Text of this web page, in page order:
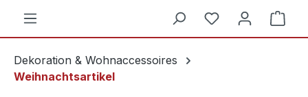
Dekoration & Wohnaccessoires
Weihnachtsartikel